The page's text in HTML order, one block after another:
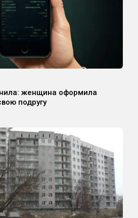
женщина оформила
подругу